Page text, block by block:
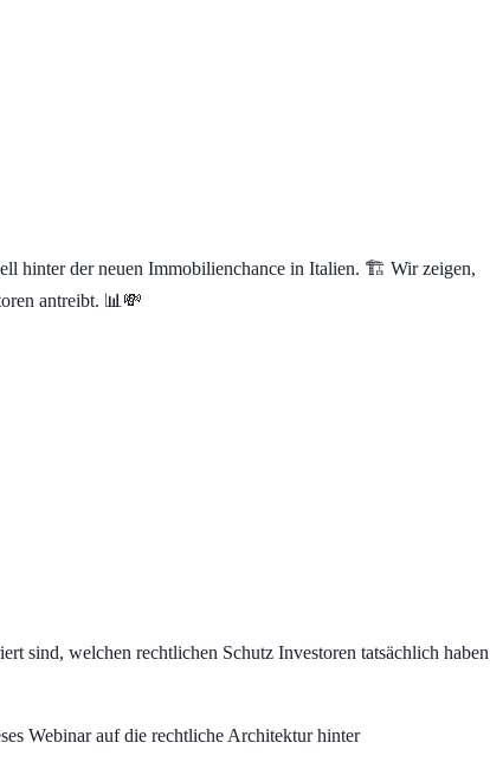
hinter der neuen Immobilienchance in Italien. 🏗️ Wir zeigen,
antreibt. 📊💸
sind, welchen rechtlichen Schutz Investoren tatsächlich haben
Webinar auf die rechtliche Architektur hinter